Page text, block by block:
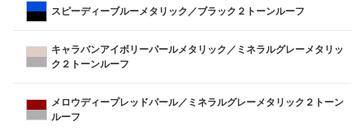
スピーディーブルーメタリック／ブラック２トーンルーフ
キャラバンアイボリーパールメタリック／ミネラルグレーメタリッ
ク２トーンルーフ
メロウディープレッドパール／ミネラルグレーメタリック２トーン
ルーフ